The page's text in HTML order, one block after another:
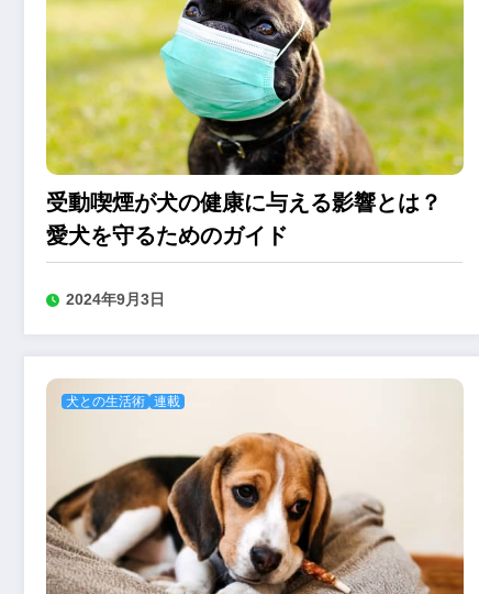
受動喫煙が犬の健康に与える影響とは？
愛犬を守るためのガイド
2024年9月3日
犬との生活術 連載